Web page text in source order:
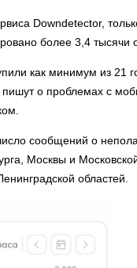
Downdetector,
более 3,4 тысячи
как минимум из 21
пишут о проблемах с
сообщений о
Москвы и
областей.